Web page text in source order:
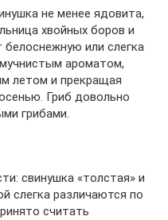
не менее ядовита,
хвойных боров и
или слегка
ароматом,
летом и прекращая
Гриб довольно
грибами.
свинушка «толстая» и
слегка различаются по
считать